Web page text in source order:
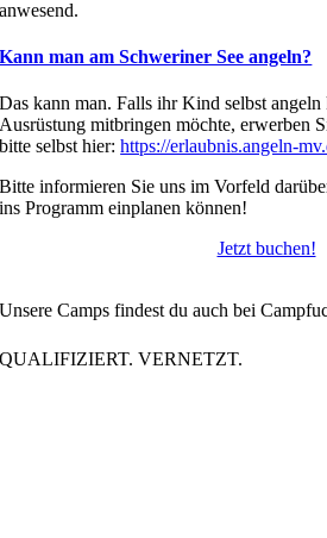
anwesend.
Kann man am Schweriner See angeln?
Das kann man. Falls ihr Kind selbst angeln
Ausrüstung mitbringen möchte, erwerben
bitte selbst hier:https://erlaubnis.angeln-
Bitte informieren Sie uns im Vorfeld
ins Programm einplanen können!
Jetzt buchen!
Unsere Camps findest du auch bei
QUALIFIZIERT. VERNETZT.